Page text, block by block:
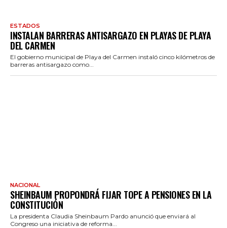
ESTADOS
INSTALAN BARRERAS ANTISARGAZO EN PLAYAS DE PLAYA
DEL CARMEN
El gobierno municipal de Playa del Carmen instaló cinco kilómetros de
barreras antisargazo como...
NACIONAL
SHEINBAUM PROPONDRÁ FIJAR TOPE A PENSIONES EN LA
CONSTITUCIÓN
La presidenta Claudia Sheinbaum Pardo anunció que enviará al
Congreso una iniciativa de reforma...